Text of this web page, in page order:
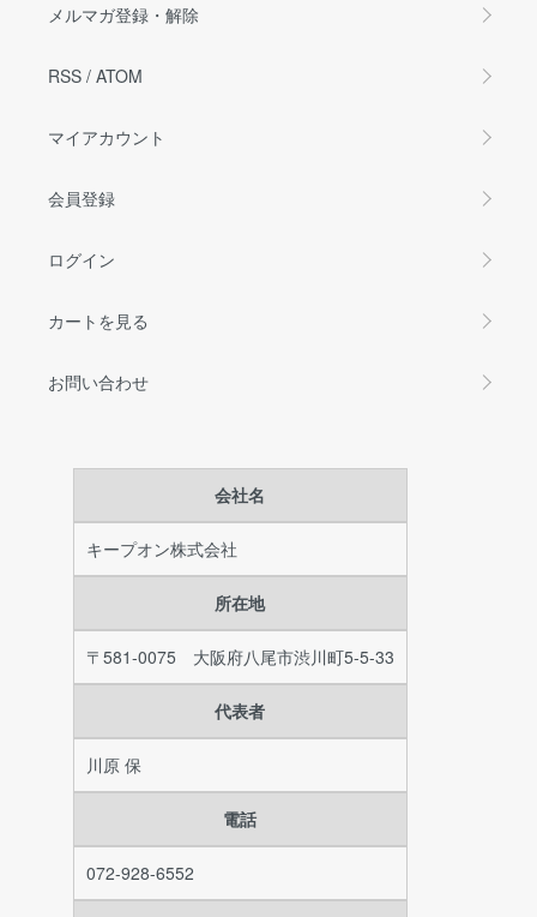
メルマガ登録・解除
RSS / ATOM
マイアカウント
会員登録
ログイン
カートを見る
お問い合わせ
会社名
キープオン株式会社
所在地
〒581-0075 大阪府八尾市渋川町5-5-33
代表者
川原 保
電話
072-928-6552